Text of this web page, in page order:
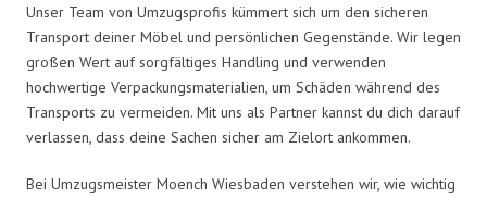
Unser Team von Umzugsprofis kümmert sich um den sicheren
Transport deiner Möbel und persönlichen Gegenstände. Wir legen
großen Wert auf sorgfältiges Handling und verwenden
hochwertige Verpackungsmaterialien, um Schäden während des
Transports zu vermeiden. Mit uns als Partner kannst du dich darauf
verlassen, dass deine Sachen sicher am Zielort ankommen.
Bei Umzugsmeister Moench Wiesbaden verstehen wir, wie wichtig